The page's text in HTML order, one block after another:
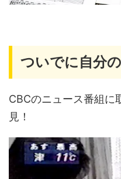
ついでに自分
CBCのニュース番組に
見！